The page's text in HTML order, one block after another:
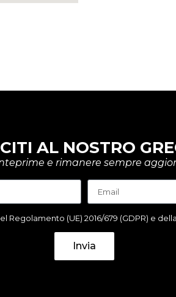
AL NOSTRO
e rimanere sempre
(UE) 2016/679 (GDPR) e
Invia